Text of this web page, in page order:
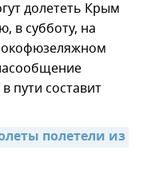
долететь Крым
в субботу, на
пути составит
полетели из